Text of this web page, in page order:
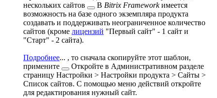
нескольких сайтов
В Bitrix Frameworkимеется
возможность на базе одного экземпляра продукта
создавать и поддерживать неограниченное количество
сайтов (кроме лицензий "Первый сайт" - 1 сайт и
"Старт" - 2 сайта).
Подробнее... , то сначала скопируйте этот шаблон,
примените
Откройте в Административном разделе
страницу Настройки > Настройки продукта > Сайты >
Список сайтов. С помощью меню действий откройте
для редактирования нужный сайт.